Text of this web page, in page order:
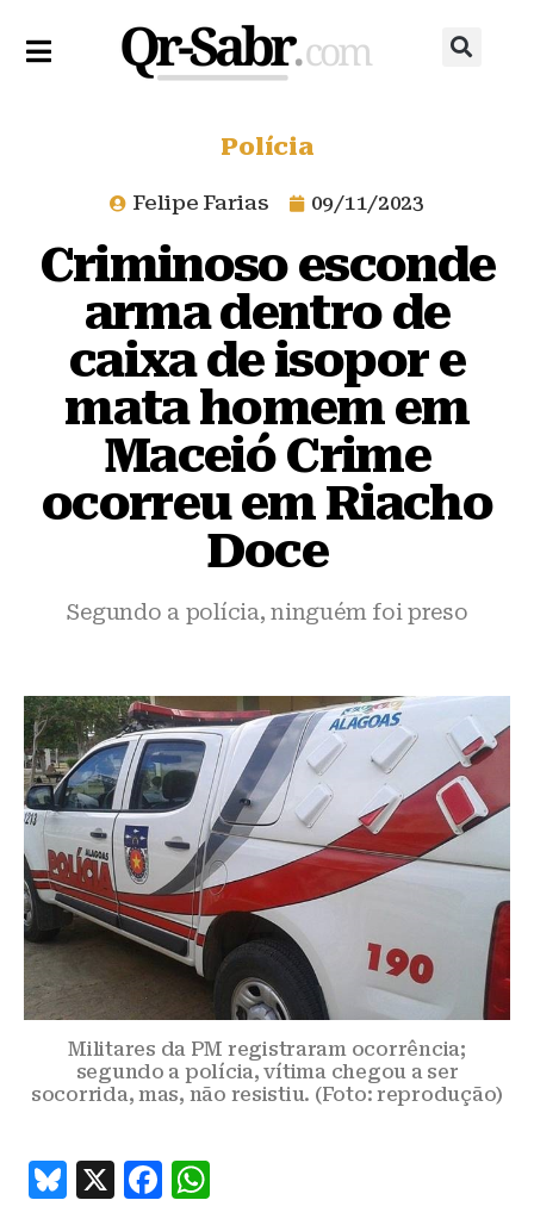
Polícia
Felipe Farias 09/11/2023
Criminoso esconde
arma dentro de
caixa de isopor e
mata homem em
Maceió Crime
ocorreu em Riacho
Doce
Segundo a polícia, ninguém foi preso
Militares da PM registraram ocorrência;
segundo a polícia, vítima chegou a ser
socorrida, mas, não resistiu. (Foto: reprodução)
B
X
F